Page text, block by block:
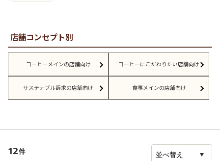
店舗コンセプト別
コーヒーメインの店舗向け コーヒーにこだわりたい店舗向け
サステナブル訴求の店舗向け 食事メインの店舗向け
12件